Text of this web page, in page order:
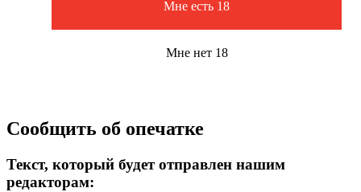
Мне есть 18
Мне нет 18
Сообщить об опечатке
Текст, который будет отправлен нашим
редакторам: